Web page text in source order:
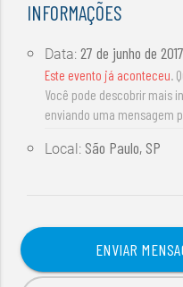
INFORMAÇÕES
Data:27 de junho de 2017
Este evento já aconteceu.
Você pode descobrir mais
enviando uma mensagem
Local: São Paulo, SP
ENVIAR